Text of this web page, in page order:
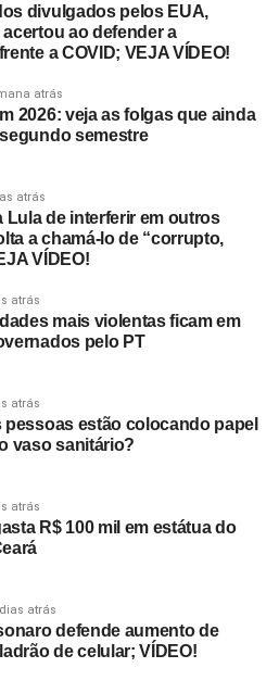
divulgados pelos EUA,
ao defender a
a COVID; VEJA VÍDEO!
atrás
2026: veja as folgas que ainda
semestre
atrás
Lula de interferir em outros
a chamá-lo de “corrupto,
VÍDEO!
atrás
mais violentas ficam em
pelo PT
atrás
pessoas estão colocando papel
vaso sanitário?
atrás
R$ 100 mil em estátua do
atrás
defende aumento de
de celular; VÍDEO!